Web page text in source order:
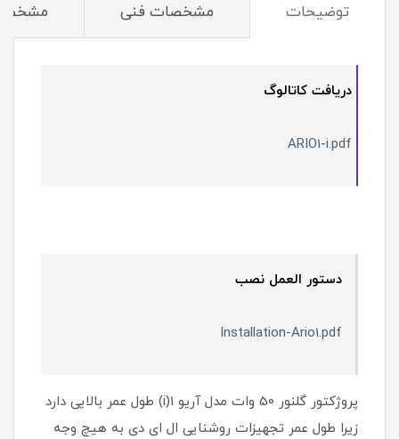
توضیحات مشخصات فنی
دریافت کاتالوگ
ARIO1-i.pdf
دستور العمل نصب
Installation-Ario1.pdf
پروژکتور گلنور 50 وات مدل آریو 1(i) طول عمر بالایی دارد
زیرا طول عمر تجهیزات روشنایی ال ای دی به هیچ وجه